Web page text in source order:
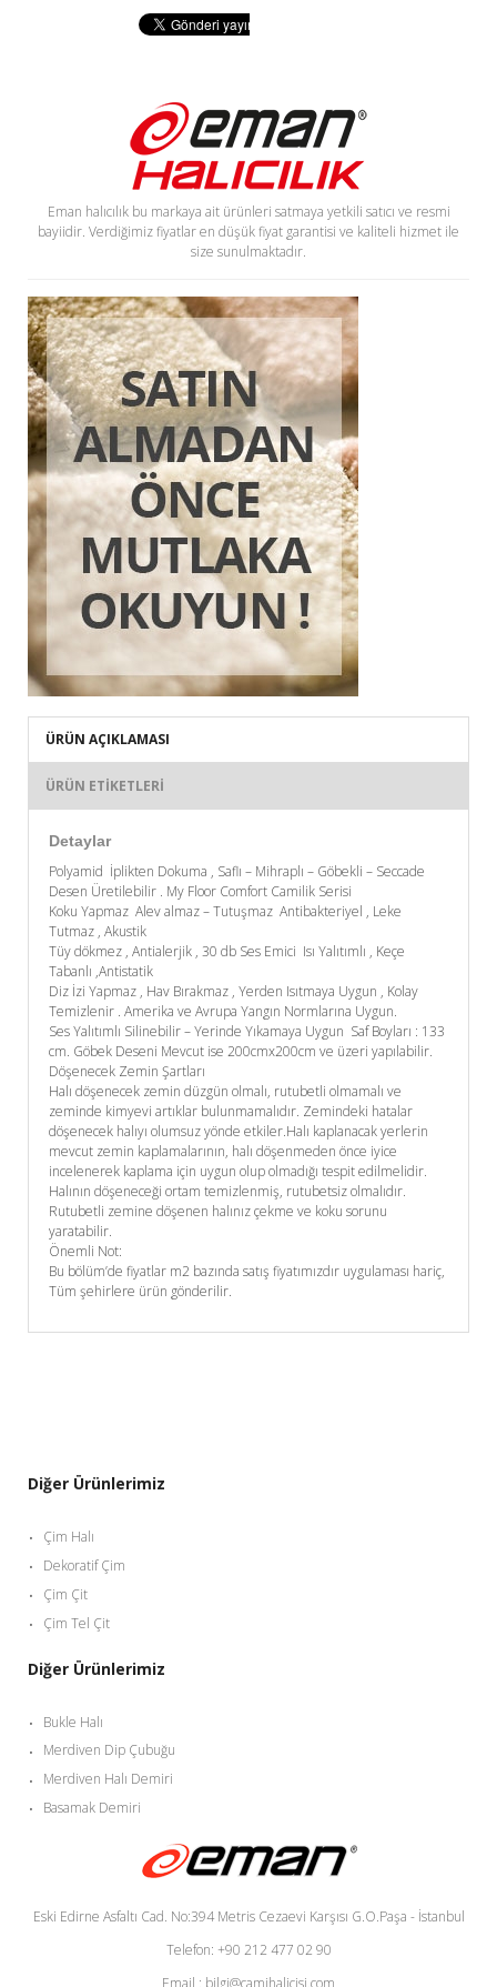
Eman halıcılık bu markaya ait ürünleri satmaya yetkili satıcı ve resmi
bayiidir. Verdiğimiz fiyatlar en düşük fiyat garantisi ve kaliteli hizmet ile
size sunulmaktadır.
ÜRÜN AÇIKLAMASI
ÜRÜN ETIKETLERI
Detaylar
Polyamid İplikten Dokuma , Saflı – Mihraplı – Göbekli – Seccade
Desen Üretilebilir . My Floor Comfort Camilik Serisi
Koku Yapmaz Alev almaz – Tutuşmaz Antibakteriyel , Leke
Tutmaz , Akustik
Tüy dökmez , Antialerjik , 30 db Ses Emici Isı Yalıtımlı , Keçe
Tabanlı ,Antistatik
Diz İzi Yapmaz , Hav Bırakmaz , Yerden Isıtmaya Uygun , Kolay
Temizlenir . Amerika ve Avrupa Yangın Normlarına Uygun.
Ses Yalıtımlı Silinebilir – Yerinde Yıkamaya Uygun Saf Boyları : 133
cm. Göbek Deseni Mevcut ise 200cmx200cm ve üzeri yapılabilir.
Döşenecek Zemin Şartları
Halı döşenecek zemin düzgün olmalı, rutubetli olmamalı ve
zeminde kimyevi artıklar bulunmamalıdır. Zemindeki hatalar
döşenecek halıyı olumsuz yönde etkiler.Halı kaplanacak yerlerin
mevcut zemin kaplamalarının, halı döşenmeden önce iyice
incelenerek kaplama için uygun olup olmadığı tespit edilmelidir.
Halının döşeneceği ortam temizlenmiş, rutubetsiz olmalıdır.
Rutubetli zemine döşenen halınız çekme ve koku sorunu
yaratabilir.
Önemli Not:
Bu bölüm’de fiyatlar m2 bazında satış fiyatımızdır uygulaması hariç,
Tüm şehirlere ürün gönderilir.
Diğer Ürünlerimiz
Çim Halı
Dekoratif Çim
Çim Çit
Çim Tel Çit
Diğer Ürünlerimiz
Bukle Halı
Merdiven Dip Çubuğu
Merdiven Halı Demiri
Basamak Demiri
Eski Edirne Asfaltı Cad. No:394 Metris Cezaevi Karşısı G.O.Paşa - İstanbul
Telefon: +90 212 477 02 90